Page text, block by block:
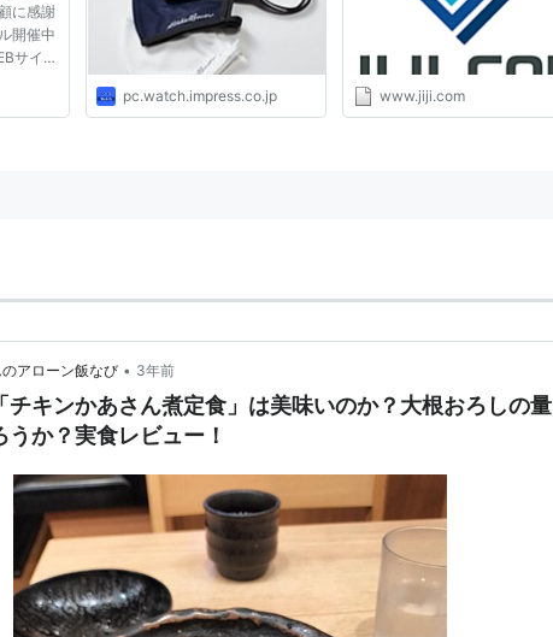
に感謝
開催中
サイト
pc.watch.impress.co.jp www.jiji.com
アローン飯なび • 3年前
チキンかあさん煮定食」は美味いのか？大根おろしの量
うか？実食レビュー！